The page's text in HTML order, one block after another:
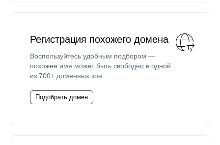
Регистрация похожего домена
Воспользуйтесь удобным подбором —
похожее имя может быть свободно в одной
из 700+ доменных зон.
Подобрать домен